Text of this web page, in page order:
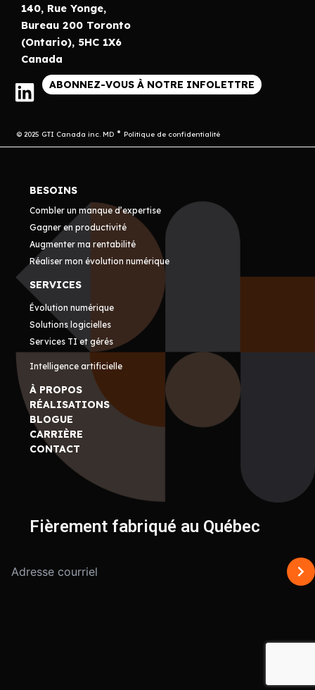
140, Rue Yonge,
Bureau 200 Toronto
(Ontario), 5HC 1X6
Canada
ABONNEZ-VOUS À NOTRE INFOLETTRE
© 2025 GTI Canada inc. MD Politique de confidentialité
BESOINS
Combler un manque d’expertise
Gagner en productivité
Augmenter ma rentabilité
Réaliser mon évolution numérique
SERVICES
Évolution numérique
Solutions logicielles
Services TI et gérés
Intelligence artificielle
À PROPOS
RÉALISATIONS
BLOGUE
CARRIÈRE
CONTACT
Fièrement fabriqué au Québec